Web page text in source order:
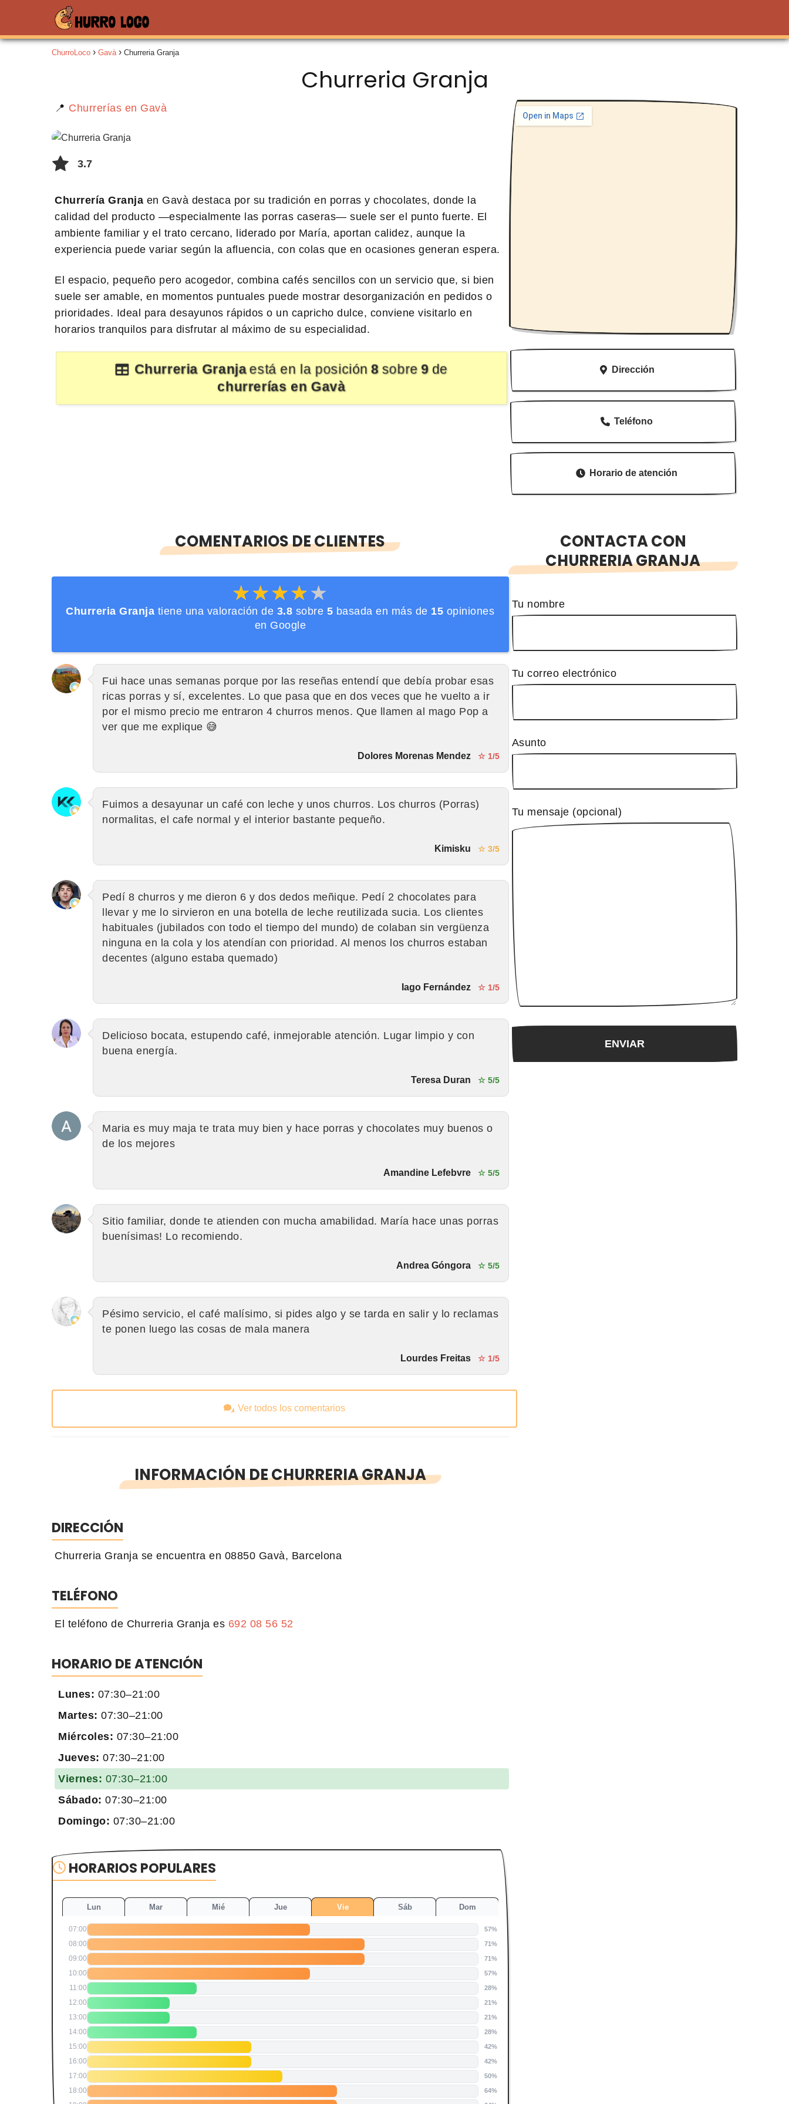
ChurroLoco Gavà Churreria Granja
Churreria Granja
📍 Churrerías en Gavà
3.7
Churrería Granja en Gavà destaca por su tradición en porras y chocolates, donde la
calidad del producto —especialmente las porras caseras— suele ser el punto fuerte. El
ambiente familiar y el trato cercano, liderado por María, aportan calidez, aunque la
experiencia puede variar según la afluencia, con colas que en ocasiones generan espera.
El espacio, pequeño pero acogedor, combina cafés sencillos con un servicio que, si bien
suele ser amable, en momentos puntuales puede mostrar desorganización en pedidos o
prioridades. Ideal para desayunos rápidos o un capricho dulce, conviene visitarlo en
horarios tranquilos para disfrutar al máximo de su especialidad.
Churreria Granjaestá en la posición 8 sobre 9 de
churrerías en Gavà
Dirección
Teléfono
Horario de atención
COMENTARIOS DE CLIENTES
★★★★★
★★★★★
Churreria Granja tiene una valoración de 3.8 sobre 5 basada en más de 15 opiniones
en Google
Fui hace unas semanas porque por las reseñas entendí que debía probar esas
ricas porras y sí, excelentes. Lo que pasa que en dos veces que he vuelto a ir
por el mismo precio me entraron 4 churros menos. Que llamen al mago Pop a
ver que me explique 😅
Dolores Morenas Mendez ☆ 1/5
Fuimos a desayunar un café con leche y unos churros. Los churros (Porras)
normalitas, el cafe normal y el interior bastante pequeño.
Kimisku ☆ 3/5
Pedí 8 churros y me dieron 6 y dos dedos meñique. Pedí 2 chocolates para
llevar y me lo sirvieron en una botella de leche reutilizada sucia. Los clientes
habituales (jubilados con todo el tiempo del mundo) de colaban sin vergüenza
ninguna en la cola y los atendían con prioridad. Al menos los churros estaban
decentes (alguno estaba quemado)
Iago Fernández ☆ 1/5
Delicioso bocata, estupendo café, inmejorable atención. Lugar limpio y con
buena energía.
Teresa Duran ☆ 5/5
Maria es muy maja te trata muy bien y hace porras y chocolates muy buenos o
de los mejores
Amandine Lefebvre ☆ 5/5
Sitio familiar, donde te atienden con mucha amabilidad. María hace unas porras
buenísimas! Lo recomiendo.
Andrea Góngora ☆ 5/5
Pésimo servicio, el café malísimo, si pides algo y se tarda en salir y lo reclamas
te ponen luego las cosas de mala manera
Lourdes Freitas ☆ 1/5
Ver todos los comentarios
INFORMACIÓN DE CHURRERIA GRANJA
DIRECCIÓN
Churreria Granja se encuentra en 08850 Gavà, Barcelona
TELÉFONO
El teléfono de Churreria Granja es 692 08 56 52
HORARIO DE ATENCIÓN
Lunes: 07:30–21:00
Martes: 07:30–21:00
Miércoles: 07:30–21:00
Jueves: 07:30–21:00
Viernes: 07:30–21:00
Sábado: 07:30–21:00
Domingo: 07:30–21:00
HORARIOS POPULARES
Lun Mar Mié Jue Vie Sáb Dom
07:00 57%
08:00 71%
09:00 71%
10:00 57%
11:00 28%
12:00 21%
13:00 21%
14:00 28%
15:00 42%
16:00 42%
17:00 50%
18:00 64%
CONTACTA CON
CHURRERIA GRANJA
Tu nombre
Tu correo electrónico
Asunto
Tu mensaje (opcional)